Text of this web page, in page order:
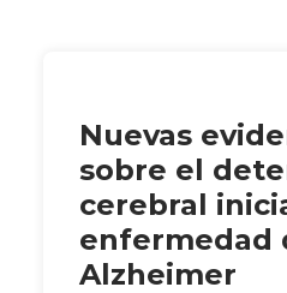
Nuevas
sobre el
cerebral
enfermedad
Alzheimer